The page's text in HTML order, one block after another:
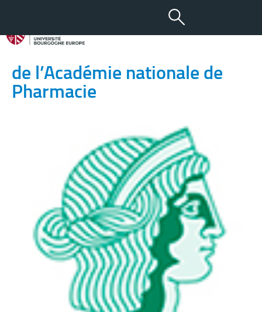
13 MAR 2019
Prix Scientifiques & Bourses
de l’Académie nationale de
Pharmacie